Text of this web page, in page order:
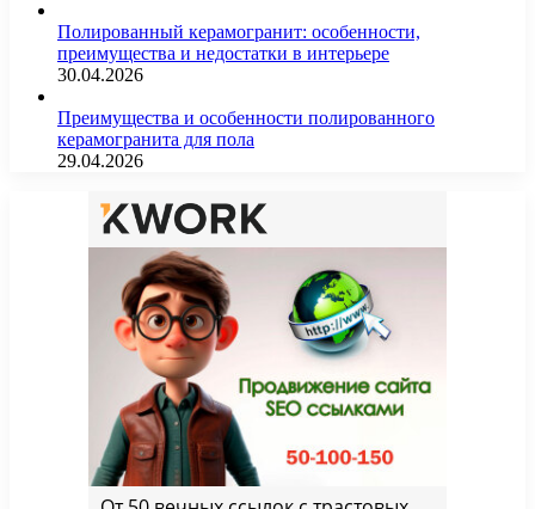
Полированный керамогранит: особенности,
преимущества и недостатки в интерьере
30.04.2026
Преимущества и особенности полированного
керамогранита для пола
29.04.2026